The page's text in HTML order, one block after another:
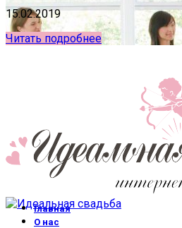
15.02.2019
Читать подробнее
Главная
О нас